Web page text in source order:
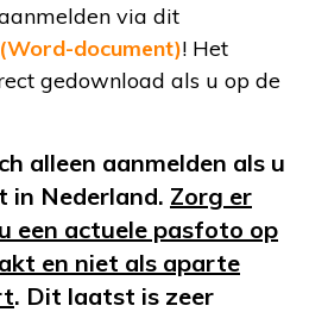
via dit
document)! Het
gedownload als u op de
alleen aanmelden als u
in Nederland. Zorg er
een actuele pasfoto op
en niet als aparte
. Dit laatst is zeer